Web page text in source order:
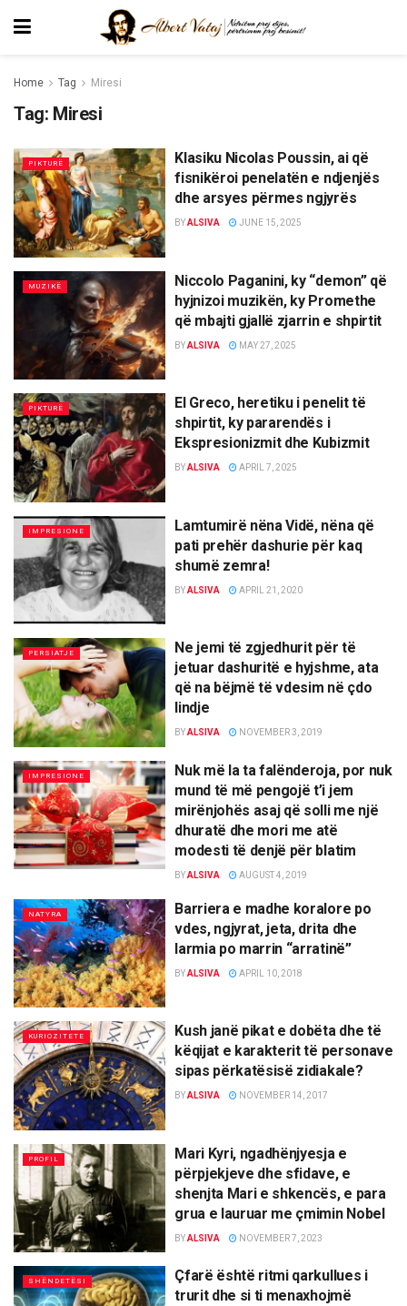
Home Tag Miresi
Tag: Miresi
PIKTURË
Klasiku Nicolas Poussin, ai që
fisnikëroi penelatën e ndjenjës
dhe arsyes përmes ngjyrës
BYALSIVA JUNE 15, 2025
MUZIKË
Niccolo Paganini, ky “demon” që
hyjnizoi muzikën, ky Promethe
që mbajti gjallë zjarrin e shpirtit
BYALSIVA MAY 27, 2025
PIKTURË
El Greco, heretiku i penelit të
shpirtit, ky pararendës i
Ekspresionizmit dhe Kubizmit
BYALSIVA APRIL 7, 2025
IMPRESIONE
Lamtumirë nëna Vidë, nëna që
pati prehër dashurie për kaq
shumë zemra!
BYALSIVA APRIL 21, 2020
PERSIATJE
Ne jemi të zgjedhurit për të
jetuar dashuritë e hyjshme, ata
që na bëjmë të vdesim në çdo
lindje
BYALSIVA NOVEMBER 3, 2019
IMPRESIONE
Nuk më la ta falënderoja, por nuk
mund të më pengojë t’i jem
mirënjohës asaj që solli me një
dhuratë dhe mori me atë
modesti të denjë për blatim
BYALSIVA AUGUST 4, 2019
NATYRA
Barriera e madhe koralore po
vdes, ngjyrat, jeta, drita dhe
larmia po marrin “arratinë”
BYALSIVA APRIL 10, 2018
KURIOZITETE
Kush janë pikat e dobëta dhe të
këqijat e karakterit të personave
sipas përkatësisë zidiakale?
BYALSIVA NOVEMBER 14, 2017
PROFIL
Mari Kyri, ngadhënjyesja e
përpjekjeve dhe sfidave, e
shenjta Mari e shkencës, e para
grua e lauruar me çmimin Nobel
BYALSIVA NOVEMBER 7, 2023
SHËNDETËSI
Çfarë është ritmi qarkullues i
trurit dhe si ti menaxhojmë